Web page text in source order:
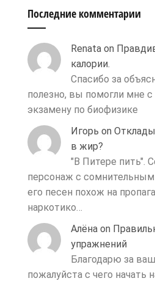
Последние комментарии
Renata on
калории.
Спасибо за
полезно, вы помогли мне с
экзамену по биофизике
Игорь on
в жир?
"В Питере пить".
персонаж с
его песен похож на
наркотико…
Алёна on
упражнений
Благодарю за
пожалуйста с чего начать